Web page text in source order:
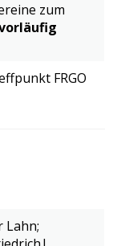
zum
FRGO
Lahn;